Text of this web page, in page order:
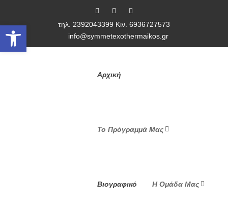
τηλ. 2392043399 Κιν. 6936727573
info@symmetexothermaikos.gr
Αρχική
Το Πρόγραμμά Μας
Βιογραφικό Η Ομάδα Μας
Ανοίξτε τη γραμμή εργαλείων